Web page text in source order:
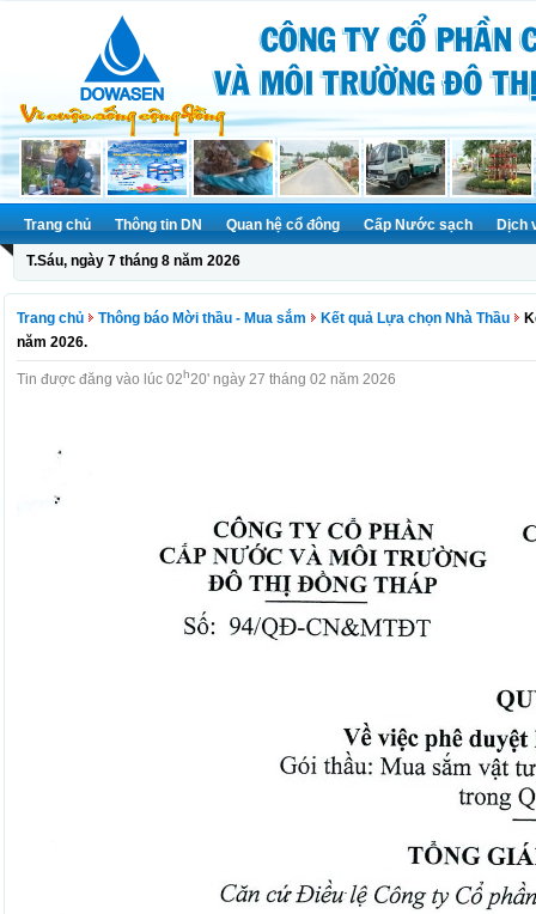
Trang chủ Thông tin DN Quan hệ cổ đông Cấp Nước sạch Dịch
T.Sáu, ngày 7 tháng 8 năm 2026
Trang chủ Thông báo Mời thầu - Mua sắm Kết quả Lựa chọn Nhà Thầu
năm 2026.
Tin được đăng vào lúc 02h20' ngày 27 tháng 02 năm 2026